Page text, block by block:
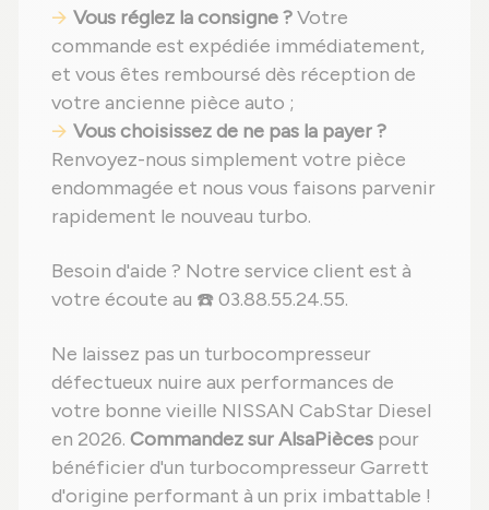
Vous réglez la consigne ?Votre
commande est expédiée immédiatement,
et vous êtes remboursé dès réception de
votre ancienne pièce auto ;
Vous choisissez de ne pas la payer ?
Renvoyez-nous simplement votre pièce
endommagée et nous vous faisons parvenir
rapidement le nouveau turbo.
Besoin d'aide ? Notre service client est à
votre écoute au ☎️ 03.88.55.24.55.
Ne laissez pas un turbocompresseur
défectueux nuire aux performances de
votre bonne vieille NISSAN CabStar Diesel
en 2026. Commandez sur AlsaPièces pour
bénéficier d'un turbocompresseur Garrett
d'origine performant à un prix imbattable !